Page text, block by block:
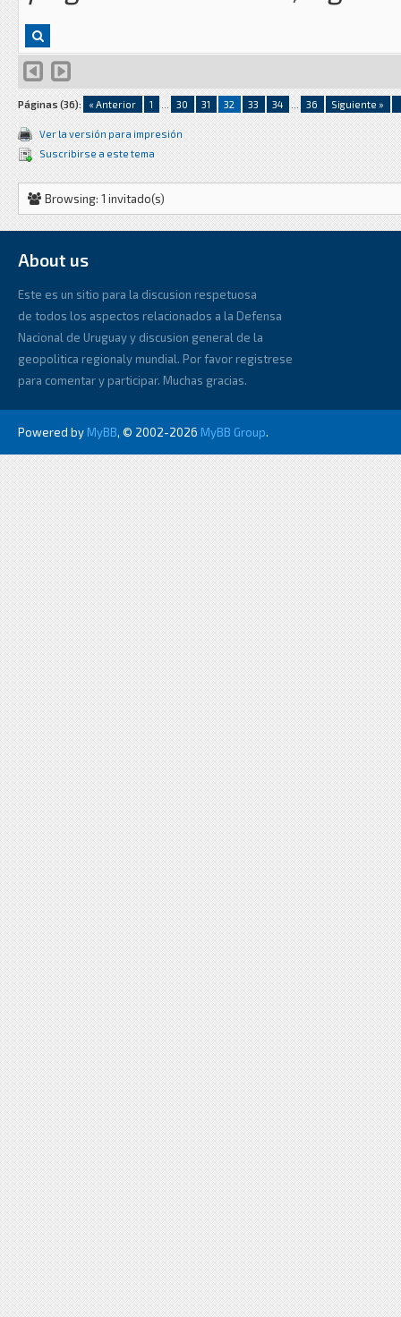
Páginas (36): « Anterior 1 ... 30 31 32 33 34 ... 36 Siguiente »
Ver la versión para impresión
Suscribirse a este tema
Browsing: 1 invitado(s)
About us
Este es un sitio para la discusion respetuosa
de todos los aspectos relacionados a la Defensa
Nacional de Uruguay y discusion general de la
geopolitica regionaly mundial. Por favor registrese
para comentar y participar. Muchas gracias.
Powered by MyBB, © 2002-2026 MyBB Group.